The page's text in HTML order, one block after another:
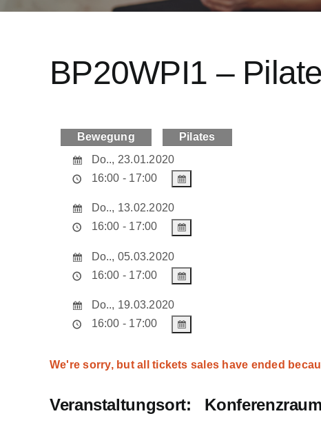
BP20WPI1 –
Bewegung
Pilates
Do.., 23.01.2020
16:00 - 17:00
Do.., 13.02.2020
16:00 - 17:00
Do.., 05.03.2020
16:00 - 17:00
Do.., 19.03.2020
16:00 - 17:00
We're sorry, but all tickets sales have ended
Veranstaltungsort: